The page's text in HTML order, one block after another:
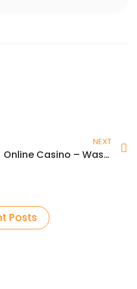
NEXT
Online Casino – Was Sie vor dem Start wissen sollten
Posts